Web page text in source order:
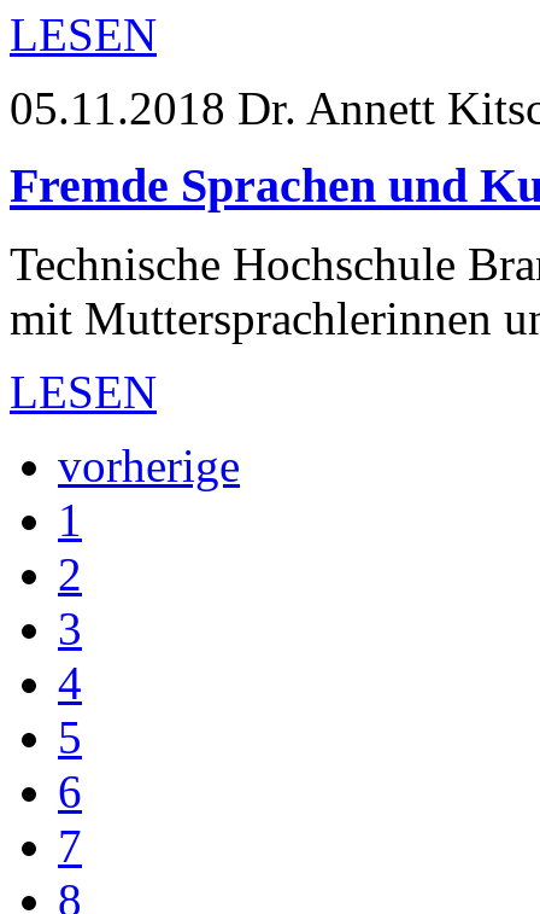
LESEN
05.11.2018 Dr. Annett
Fremde Sprachen und
Technische Hochschule
mit Muttersprachlerinnen
LESEN
vorherige
1
2
3
4
5
6
7
8